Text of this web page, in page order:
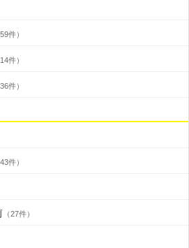
59件）
14件）
36件）
43件）
（27件）